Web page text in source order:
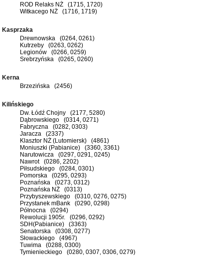
ROD Relaks NŻ (1715, 1720)
Witkacego NŻ (1716, 1719)
Kasprzaka
Drewnowska (0264, 0261)
Kutrzeby (0263, 0262)
Legionów (0266, 0259)
Srebrzyńska (0265, 0260)
Kerna
Brzezińska (2456)
Kilińskiego
Dw. Łódź Chojny (2177, 5280)
Dąbrowskiego (0314, 0271)
Fabryczna (0282, 0303)
Jaracza (2337)
Klasztor NŻ (Lutomiersk) (4861)
Moniuszki (Pabianice) (3360, 3361)
Narutowicza (0297, 0291, 0245)
Nawrot (0286, 2202)
Piłsudskiego (0284, 0301)
Pomorska (0295, 0293)
Poznańska (0273, 0312)
Poznańska NŻ (0313)
Przybyszewskiego (0310, 0276, 0275)
Przystanek mBank (0290, 0298)
Północna (0294)
Rewolucji 1905r. (0296, 0292)
SDH(Pabianice) (3363)
Senatorska (0308, 0277)
Słowackiego (4967)
Tuwima (0288, 0300)
Tymienieckiego (0280, 0307, 0306, 0279)